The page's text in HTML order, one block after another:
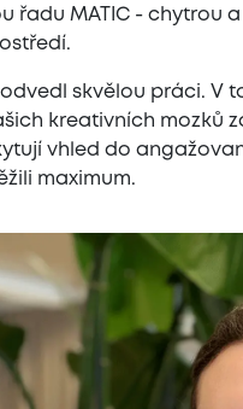
řadu MATIC - chytrou
skvělou práci. V
kreativních mozků
vhled do
maximum.